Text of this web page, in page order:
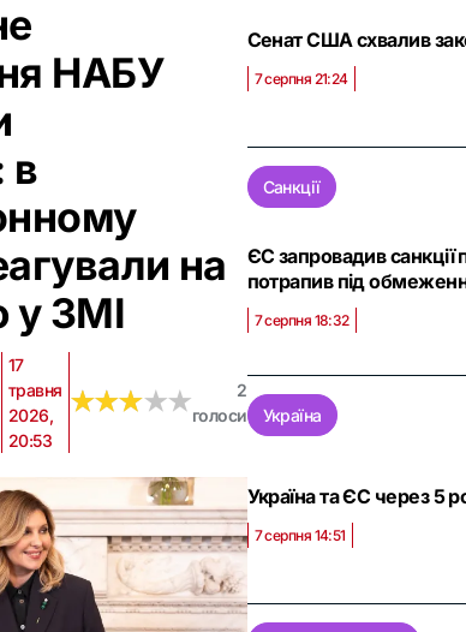
НАБУ
в
на
у ЗМІ
17
травня
2026,
20:53
★★★★★
★★★★★
2
голоси
Сенат США схвалив
7 серпня 21:24
Санкції
ЄС запровадив санкції
потрапив під
7 серпня 18:32
Україна
Україна та ЄС через 5
7 серпня 14:51